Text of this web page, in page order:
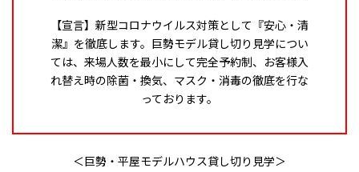
【宣言】新型コロナウイルス対策として『安心・清
潔』を徹底します。巨勢モデル貸し切り見学につい
ては、来場人数を最小にして完全予約制、お客様入
れ替え時の除菌・換気、マスク・消毒の徹底を行な
っております。
＜巨勢・平屋モデルハウス貸し切り見学＞